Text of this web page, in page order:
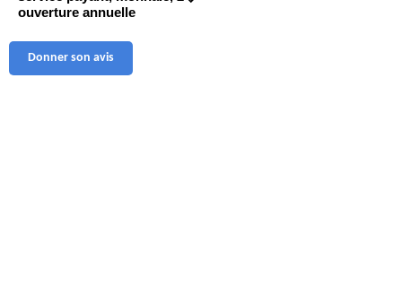
ouverture annuelle
Donner son avis